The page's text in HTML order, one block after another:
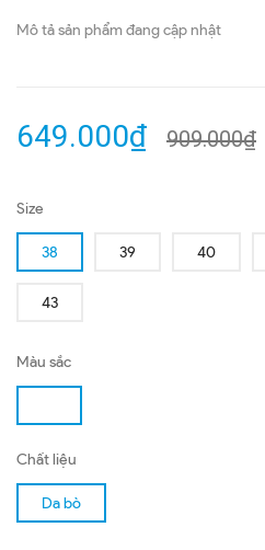
Mô tả sản phẩm đang cập nhật
649.000₫ 909.000₫
Size
38 39 40
43
Màu sắc
Chất liệu
Da bò